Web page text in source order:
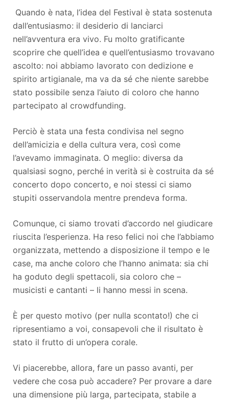
Quando è nata, l’idea del Festival è stata sostenuta
dall’entusiasmo: il desiderio di lanciarci
nell’avventura era vivo. Fu molto gratificante
scoprire che quell’idea e quell’entusiasmo trovavano
ascolto: noi abbiamo lavorato con dedizione e
spirito artigianale, ma va da sé che niente sarebbe
stato possibile senza l’aiuto di coloro che hanno
partecipato al crowdfunding.
Perciò è stata una festa condivisa nel segno
dell’amicizia e della cultura vera, così come
l’avevamo immaginata. O meglio: diversa da
qualsiasi sogno, perché in verità si è costruita da sé
concerto dopo concerto, e noi stessi ci siamo
stupiti osservandola mentre prendeva forma.
Comunque, ci siamo trovati d’accordo nel giudicare
riuscita l’esperienza. Ha reso felici noi che l’abbiamo
organizzata, mettendo a disposizione il tempo e le
case, ma anche coloro che l’hanno animata: sia chi
ha goduto degli spettacoli, sia coloro che –
musicisti e cantanti – li hanno messi in scena.
È per questo motivo (per nulla scontato!) che ci
ripresentiamo a voi, consapevoli che il risultato è
stato il frutto di un’opera corale.
Vi piacerebbe, allora, fare un passo avanti, per
vedere che cosa può accadere? Per provare a dare
una dimensione più larga, partecipata, stabile a